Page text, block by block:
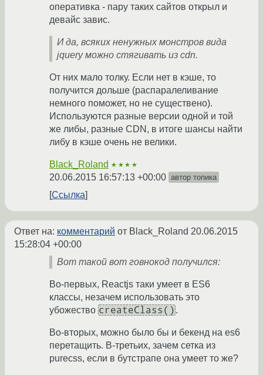
оперативка - пару таких сайтов открыл и
девайс завис.
И да, всяких ненужных монстров вида
jquery можно стягивать из cdn.
От них мало толку. Если нет в кэше, то
получится дольше (распаралеливание
немного поможет, но не существено).
Используются разные версии одной и той
же либы, разные CDN, в итоге шансы найти
либу в кэше очень не велики.
Black_Roland ★★★★
20.06.2015 16:57:13 +00:00 автор топика
Ссылка
Ответ на: комментарий от Black_Roland 20.06.2015
15:28:04 +00:00
Вот такой вот говнокод получился:
Во-первых, Reactjs таки умеет в ES6
классы, незачем использовать это
убожество createClass() .
Во-вторых, можно было бы и бекенд на es6
перетащить. В-третьих, зачем сетка из
purecss, если в бутстрапе она умеет то же?